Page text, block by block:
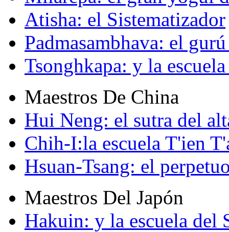
Atisha: el Sistematizador
Padmasambhava: el
Tsonghkapa: y la
Maestros De China
Hui Neng: el sutra del
Chih-I:la escuela T'ien
Hsuan-Tsang: el
Maestros Del Japón
Hakuin: y la escuela del